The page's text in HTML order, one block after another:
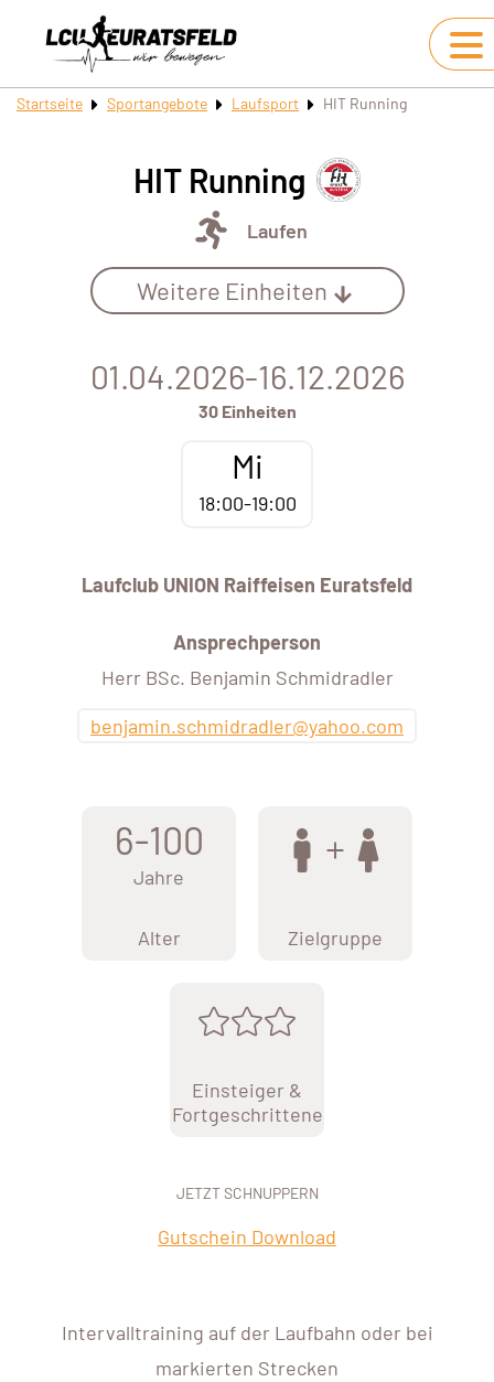
Startseite Sportangebote Laufsport HIT Running
HIT Running
Laufen
Weitere Einheiten
01.04.2026-16.12.2026
30 Einheiten
Mi
18:00-19:00
Laufclub UNION Raiffeisen Euratsfeld
Ansprechperson
Herr BSc. Benjamin Schmidradler
benjamin.schmidradler@yahoo.com
6-100
Jahre
Alter Zielgruppe
Einsteiger &
Fortgeschrittene
JETZT SCHNUPPERN
Gutschein Download
Intervalltraining auf der Laufbahn oder bei
markierten Strecken